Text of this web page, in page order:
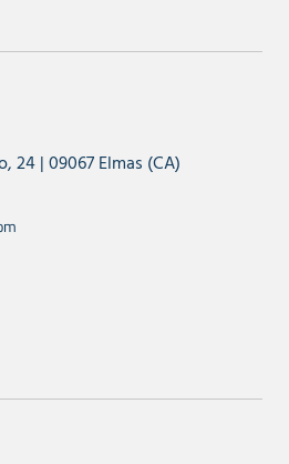
24 | 09067 Elmas (CA)